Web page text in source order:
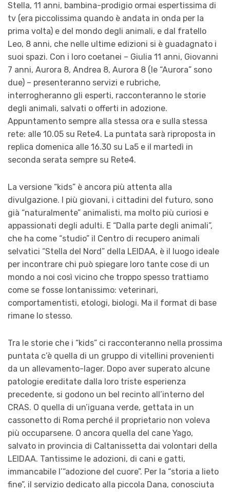
Stella, 11 anni, bambina-prodigio ormai espertissima di
tv (era piccolissima quando è andata in onda per la
prima volta) e del mondo degli animali, e dal fratello
Leo, 8 anni, che nelle ultime edizioni si è guadagnato i
suoi spazi. Con i loro coetanei – Giulia 11 anni, Giovanni
7 anni, Aurora 8, Andrea 8, Aurora 8 (le “Aurora” sono
due) – presenteranno servizi e rubriche,
interrogheranno gli esperti, racconteranno le storie
degli animali, salvati o offerti in adozione.
Appuntamento sempre alla stessa ora e sulla stessa
rete: alle 10.05 su Rete4. La puntata sarà riproposta in
replica domenica alle 16.30 su La5 e il martedì in
seconda serata sempre su Rete4.
La versione “kids” è ancora più attenta alla
divulgazione. I più giovani, i cittadini del futuro, sono
già “naturalmente” animalisti, ma molto più curiosi e
appassionati degli adulti. E “Dalla parte degli animali”,
che ha come “studio” il Centro di recupero animali
selvatici “Stella del Nord” della LEIDAA, è il luogo ideale
per incontrare chi può spiegare loro tante cose di un
mondo a noi così vicino che troppo spesso trattiamo
come se fosse lontanissimo: veterinari,
comportamentisti, etologi, biologi. Ma il format di base
rimane lo stesso.
Tra le storie che i “kids” ci racconteranno nella prossima
puntata c’è quella di un gruppo di vitellini provenienti
da un allevamento-lager. Dopo aver superato alcune
patologie ereditate dalla loro triste esperienza
precedente, si godono un bel recinto all’interno del
CRAS. O quella di un’iguana verde, gettata in un
cassonetto di Roma perché il proprietario non voleva
più occuparsene. O ancora quella del cane Yago,
salvato in provincia di Caltanissetta dai volontari della
LEIDAA. Tantissime le adozioni, di cani e gatti,
immancabile l’“adozione del cuore”. Per la “storia a lieto
fine”, il servizio dedicato alla piccola Dana, conosciuta